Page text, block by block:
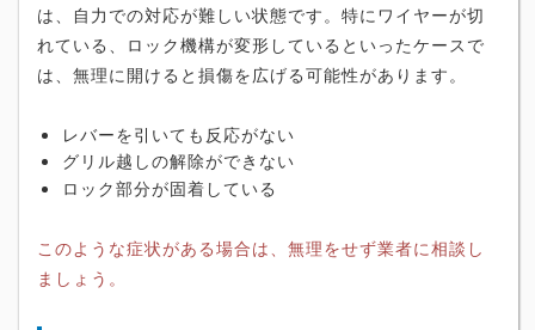
は、自力での対応が難しい状態です。特にワイヤーが切
れている、ロック機構が変形しているといったケースで
は、無理に開けると損傷を広げる可能性があります。
レバーを引いても反応がない
グリル越しの解除ができない
ロック部分が固着している
このような症状がある場合は、無理をせず業者に相談し
ましょう。